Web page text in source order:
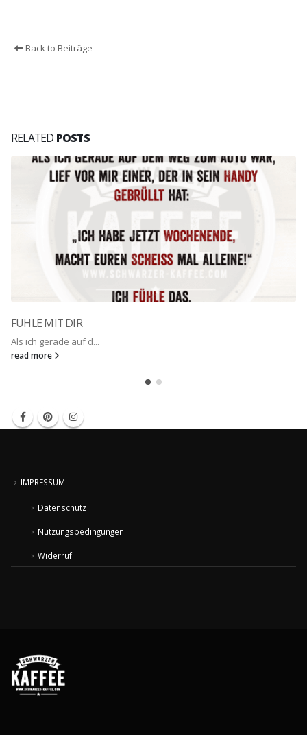
Back to Beiträge
RELATED POSTS
FÜHLE MIT DIR
Als ich gerade auf d...
read more
IMPRESSUM
Datenschutz
Nutzungsbedingungen
Widerruf